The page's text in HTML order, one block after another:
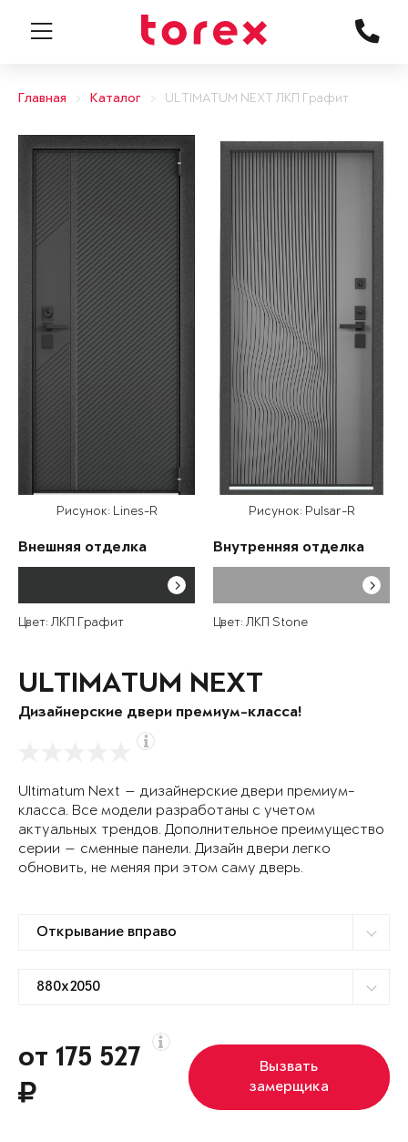
Главная Каталог ULTIMATUM NEXT ЛКП Графит
Рисунок: Lines-R
Внешняя отделка
Цвет: ЛКП Графит
Рисунок: Pulsar-R
Внутренняя отделка
Цвет: ЛКП Stone
ULTIMATUM NEXT
Дизайнерские двери премиум-класса!
Ultimatum Next — дизайнерские двери премиум-
класса. Все модели разработаны с учетом
актуальных трендов. Дополнительное преимущество
серии — сменные панели. Дизайн двери легко
обновить, не меняя при этом саму дверь.
от 175 527
Вызвать
замерщика